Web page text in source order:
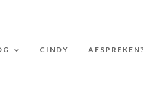
CINDY AFSPREKEN?